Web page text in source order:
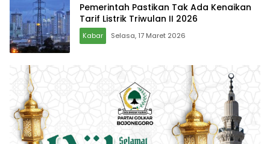
Pemerintah Pastikan Tak Ada Kenaikan
Tarif Listrik Triwulan II 2026
Kabar Selasa, 17 Maret 2026